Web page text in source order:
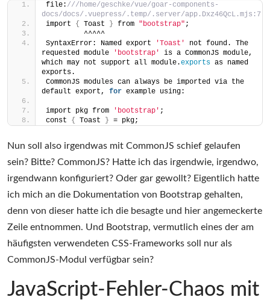
file: ///home/geschke/vue/goar-components-
docs/docs/.vuepress/.temp/.server/app.Dxz46QcL.mjs:7
import { Toast } from "bootstrap" ;
         ^^^^^
SyntaxError: Named export
'Toast'
not found. The
requested module
'bootstrap'
is a CommonJS module,
which may not support all module.exports as named
exports.
CommonJS modules can always be imported via the
default export, for example using:
import pkg from 'bootstrap' ;
const { Toast } = pkg;
Nun soll also irgendwas mit CommonJS schief gelaufen
sein? Bitte? CommonJS? Hatte ich das irgendwie, irgendwo,
irgendwann konfiguriert? Oder gar gewollt? Eigentlich hatte
ich mich an die Dokumentation von Bootstrap gehalten,
denn von dieser hatte ich die besagte und hier angemeckerte
Zeile entnommen. Und Bootstrap, vermutlich eines der am
häufigsten verwendeten CSS-Frameworks soll nur als
CommonJS-Modul verfügbar sein?
JavaScript-Fehler-Chaos mit